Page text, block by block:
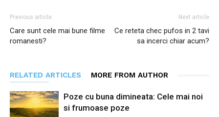
Previous article
Care sunt cele mai bune filme
romanesti?
Next article
Ce reteta chec pufos in 2 tavi
sa incerci chiar acum?
RELATED ARTICLES MORE FROM AUTHOR
Poze cu buna dimineata: Cele mai noi
si frumoase poze